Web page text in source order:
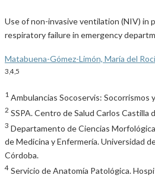
Use of non-invasive ventilation (NIV) in
respiratory failure in emergency
Matabuena-Gómez-Limón, María del
3,4,5
1 Ambulancias Socoservis: Socorrismos
2 SSPA. Centro de Salud Carlos Castilla
3 Departamento de Ciencias
de Medicina y Enfermería. Universidad
Córdoba.
4 Servicio de Anatomía Patológica.